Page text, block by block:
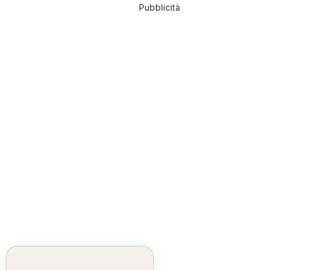
Pubblicità